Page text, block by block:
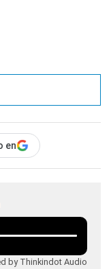
en
by Thinkindot Audio